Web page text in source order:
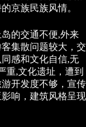
京族民族风情。
的交通不便,外来
集散问题较大，交
感和文化自信,无
重,文化遗址，遭到
开发度不够，宣传
响，建筑风格呈现